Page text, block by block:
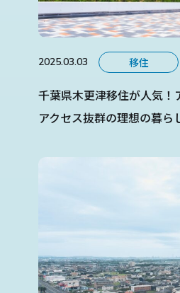
2025.03.03 移住
千葉県木更津移住が人気！
アクセス抜群の理想の暮ら